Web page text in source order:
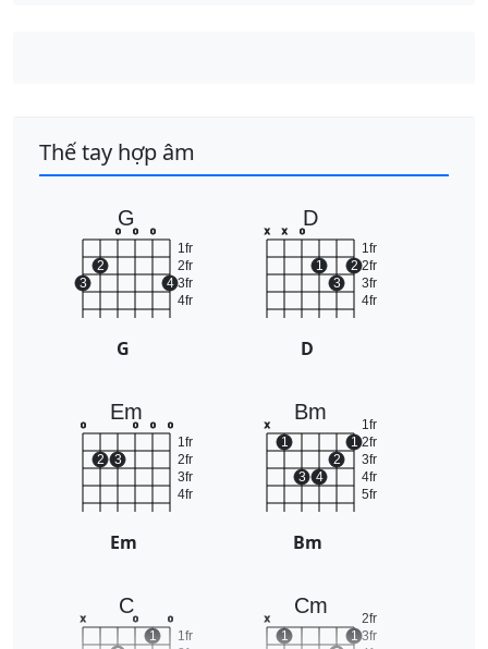
Thế tay hợp âm
G
1fr
2fr
3fr
4fr
3
2
o o o
4
G
D
1fr
2fr
3fr
4fr
x x o
1
3
2
D
Em
1fr
2fr
3fr
4fr
o
2 3
o o o
Em
Bm
1fr
2fr
3fr
4fr
5fr
x
1
3 4
2
1
Bm
C
1fr
x o
1
o
Cm
2fr
3fr
x
1
1